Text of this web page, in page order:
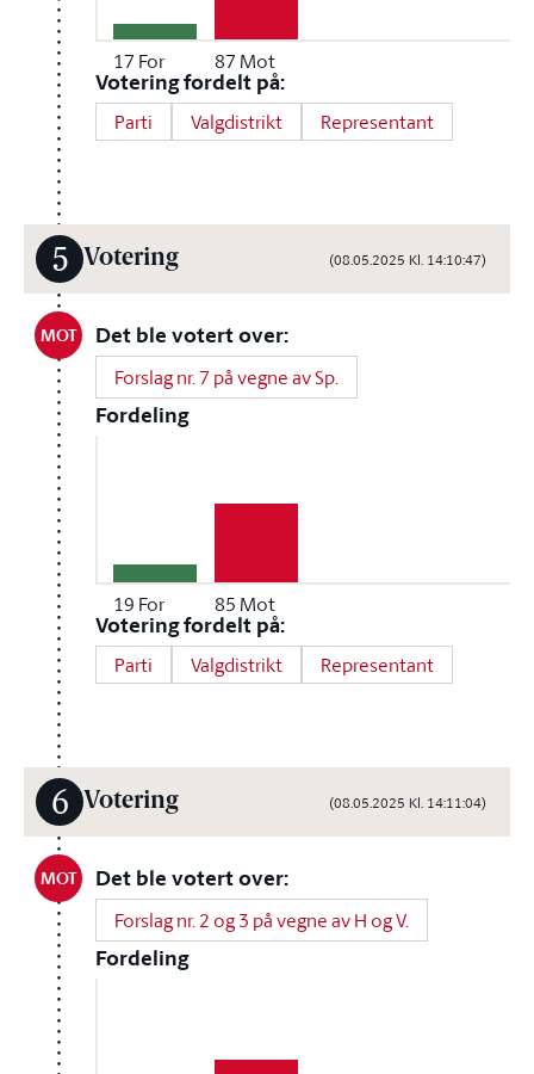
17 For 87 Mot
Votering fordelt på:
Parti Valgdistrikt Representant
5 Votering (08.05.2025 Kl. 14:10:47)
MOT Det ble votert over:
Forslag nr. 7 på vegne av Sp.
Fordeling
19 For 85 Mot
Votering fordelt på:
Parti Valgdistrikt Representant
6 Votering (08.05.2025 Kl. 14:11:04)
MOT Det ble votert over:
Forslag nr. 2 og 3 på vegne av H og V.
Fordeling